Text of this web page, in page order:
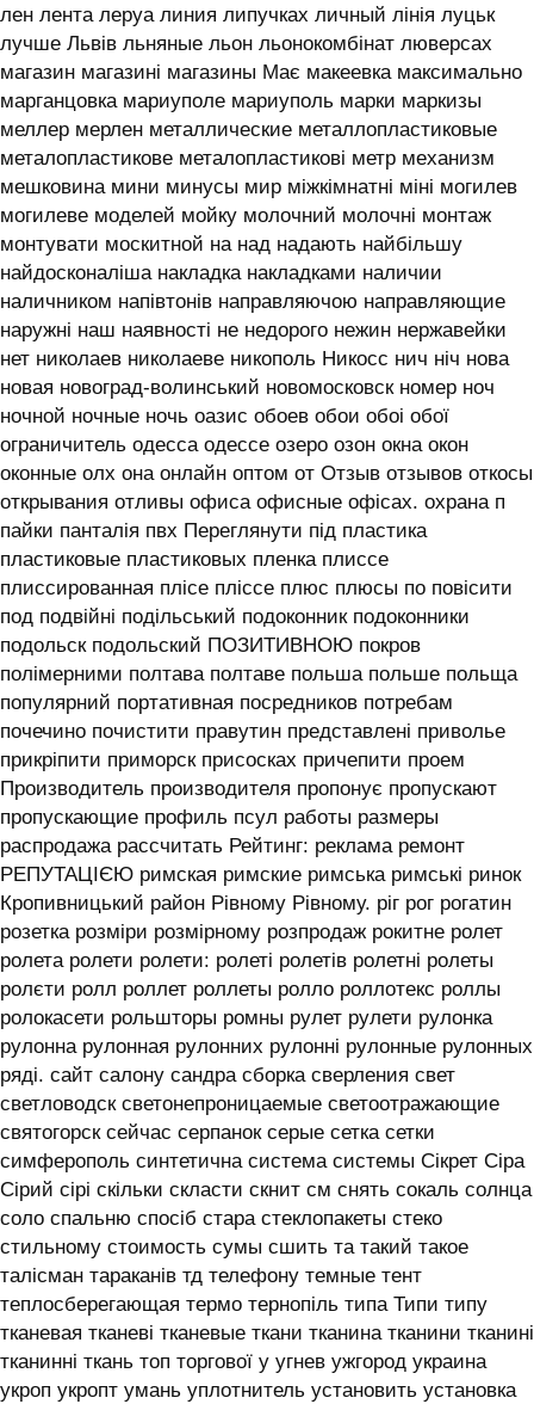
лен лента леруа линия липучках личный лінія луцьк
лучше Львів льняные льон льонокомбінат люверсах
магазин магазині магазины Має макеевка максимально
марганцовка мариуполе мариуполь марки маркизы
меллер мерлен металлические металлопластиковые
металопластикове металопластикові метр механизм
мешковина мини минусы мир міжкімнатні міні могилев
могилеве моделей мойку молочний молочні монтаж
монтувати москитной на над надають найбільшу
найдосконаліша накладка накладками наличии
наличником напівтонів направляючою направляющие
наружні наш наявності не недорого нежин нержавейки
нет николаев николаеве никополь Никосс нич ніч нова
новая новоград-волинський новомосковск номер ноч
ночной ночные ночь оазис обоев обои обоі обої
ограничитель одесса одессе озеро озон окна окон
оконные олх она онлайн оптом от Отзыв отзывов откосы
открывания отливы офиса офисные офісах. охрана п
пайки панталія пвх Переглянути під пластика
пластиковые пластиковых пленка плиссе
плиссированная плісе пліссе плюс плюсы по повісити
под подвійні подільський подоконник подоконники
подольск подольский ПОЗИТИВНОЮ покров
полімерними полтава полтаве польша польше польща
популярний портативная посредников потребам
почечино почистити правутин представлені приволье
прикріпити приморск присосках причепити проем
Производитель производителя пропонує пропускают
пропускающие профиль псул работы размеры
распродажа рассчитать Рейтинг: реклама ремонт
РЕПУТАЦІЄЮ римская римские римська римські ринок
Кропивницький район Рівному Рівному. ріг рог рогатин
розетка розміри розмірному розпродаж рокитне ролет
ролета ролети ролети: ролеті ролетів ролетні ролеты
ролєти ролл роллет роллеты ролло роллотекс роллы
ролокасети рольшторы ромны рулет рулети рулонка
рулонна рулонная рулонних рулонні рулонные рулонных
ряді. сайт салону сандра сборка сверления свет
светловодск светонепроницаемые светоотражающие
святогорск сейчас серпанок серые сетка сетки
симферополь синтетична система системы ‎Сікрет Сіра
Сірий сірі скільки скласти скнит см снять сокаль солнца
соло спальню спосіб стара стеклопакеты стеко
стильному стоимость сумы сшить та такий такое
талісман тараканів тд телефону темные тент
теплосберегающая термо тернопіль типа Типи типу
тканевая тканеві тканевые ткани тканина тканини тканині
тканинні ткань топ торгової у угнев ужгород украина
укроп укропт умань уплотнитель установить установка